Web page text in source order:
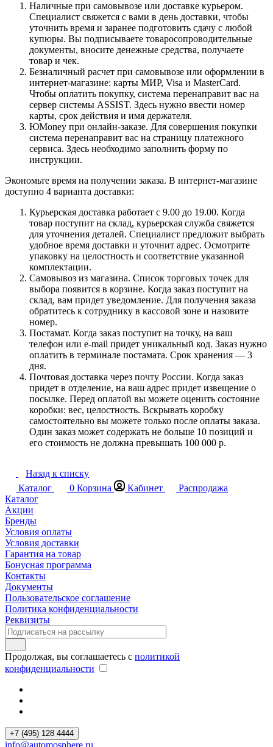
Наличные при самовывозе или доставке курьером.
Специалист свяжется с вами в день доставки, чтобы
уточнить время и заранее подготовить сдачу с любой
купюры. Вы подписываете товаросопроводительные
документы, вносите денежные средства, получаете
товар и чек.
Безналичный расчет при самовывозе или оформлении в
интернет-магазине: карты МИР, Visa и MasterCard.
Чтобы оплатить покупку, система перенаправит вас на
сервер системы ASSIST. Здесь нужно ввести номер
карты, срок действия и имя держателя.
ЮMoney при онлайн-заказе. Для совершения покупки
система перенаправит вас на страницу платежного
сервиса. Здесь необходимо заполнить форму по
инструкции.
Экономьте время на получении заказа. В интернет-магазине
доступно 4 варианта доставки:
Курьерская доставка работает с 9.00 до 19.00. Когда
товар поступит на склад, курьерская служба свяжется
для уточнения деталей. Специалист предложит выбрать
удобное время доставки и уточнит адрес. Осмотрите
упаковку на целостность и соответствие указанной
комплектации.
Самовывоз из магазина. Список торговых точек для
выбора появится в корзине. Когда заказ поступит на
склад, вам придет уведомление. Для получения заказа
обратитесь к сотруднику в кассовой зоне и назовите
номер.
Постамат. Когда заказ поступит на точку, на ваш
телефон или e-mail придет уникальный код. Заказ нужно
оплатить в терминале постамата. Срок хранения — 3
дня.
Почтовая доставка через почту России. Когда заказ
придет в отделение, на ваш адрес придет извещение о
посылке. Перед оплатой вы можете оценить состояние
коробки: вес, целостность. Вскрывать коробку
самостоятельно вы можете только после оплаты заказа.
Один заказ может содержать не больше 10 позиций и
его стоимость не должна превышать 100 000 р.
Назад к списку
Каталог
0 Корзина Кабинет
Распродажа
Каталог
Акции
Бренды
Условия оплаты
Условия доставки
Гарантия на товар
Бонусная программа
Контакты
Документы
Пользовательское соглашение
Политика конфиденциальности
Реквизиты
Продолжая, вы соглашаетесь с политикой
конфиденциальности
+7 (495) 128 4444
info@automosphere.ru